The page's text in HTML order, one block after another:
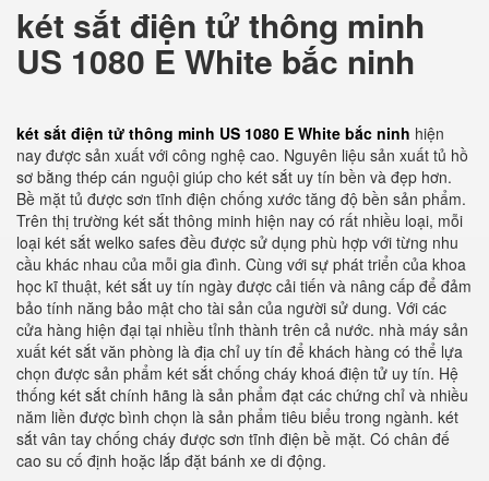
két sắt điện tử thông minh
US 1080 E White bắc ninh
két sắt điện tử thông minh US 1080 E White bắc ninh hiện
nay được sản xuất với công nghệ cao. Nguyên liệu sản xuất tủ hồ
sơ bằng thép cán nguội giúp cho két sắt uy tín bền và đẹp hơn.
Bề mặt tủ được sơn tĩnh điện chống xước tăng độ bền sản phẩm.
Trên thị trường két sắt thông minh hiện nay có rất nhiều loại, mỗi
loại két sắt welko safes đều được sử dụng phù hợp với từng nhu
cầu khác nhau của mỗi gia đình. Cùng với sự phát triển của khoa
học kĩ thuật, két sắt uy tín ngày được cải tiến và nâng cấp để đảm
bảo tính năng bảo mật cho tài sản của người sử dung. Với các
cửa hàng hiện đại tại nhiều tỉnh thành trên cả nước. nhà máy sản
xuất két sắt văn phòng là địa chỉ uy tín để khách hàng có thể lựa
chọn được sản phẩm két sắt chống cháy khoá điện tử uy tín. Hệ
thống két sắt chính hãng là sản phẩm đạt các chứng chỉ và nhiều
năm liền được bình chọn là sản phẩm tiêu biểu trong ngành. két
sắt vân tay chống cháy được sơn tĩnh điện bề mặt. Có chân đế
cao su cố định hoặc lắp đặt bánh xe di động.